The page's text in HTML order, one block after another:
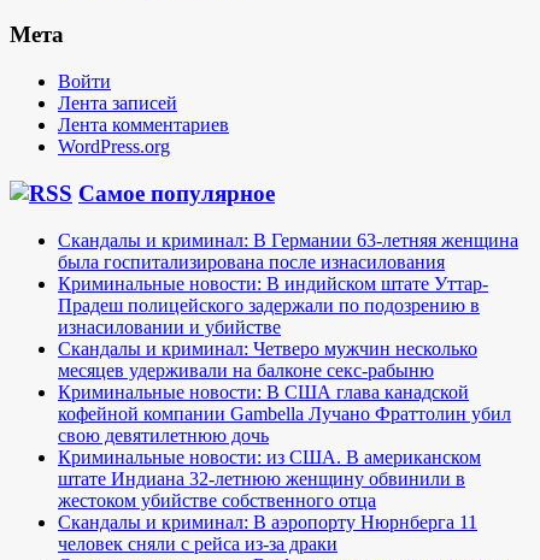
Мета
Войти
Лента записей
Лента комментариев
WordPress.org
Самое популярное
Скандалы и криминал: В Германии 63-летняя женщина
была госпитализирована после изнасилования
Криминальные новости: В индийском штате Уттар-
Прадеш полицейского задержали по подозрению в
изнасиловании и убийстве
Скандалы и криминал: Четверо мужчин несколько
месяцев удерживали на балконе секс-рабыню
Криминальные новости: В США глава канадской
кофейной компании Gambella Лучано Фраттолин убил
свою девятилетнюю дочь
Криминальные новости: из США. В американском
штате Индиана 32-летнюю женщину обвинили в
жестоком убийстве собственного отца
Скандалы и криминал: В аэропорту Нюрнберга 11
человек сняли с рейса из-за драки